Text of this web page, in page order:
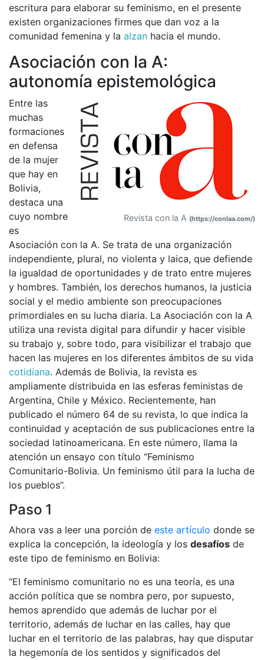
escritura para elaborar su feminismo, en el presente
existen organizaciones firmes que dan voz a la
comunidad femenina y la alzan hacia el mundo.
Asociación con la A:
autonomía epistemológica
Revista con la A (https://conlaa.com/)
Entre las
muchas
formaciones
en defensa
de la mujer
que hay en
Bolivia,
destaca una
cuyo nombre
es
Asociación con la A. Se trata de una organización
independiente, plural, no violenta y laica, que defiende
la igualdad de oportunidades y de trato entre mujeres
y hombres. También, los derechos humanos, la justicia
social y el medio ambiente son preocupaciones
primordiales en su lucha diaria. La Asociación con la A
utiliza una revista digital para difundir y hacer visible
su trabajo y, sobre todo, para visibilizar el trabajo que
hacen las mujeres en los diferentes ámbitos de su vida
cotidiana. Además de Bolivia, la revista es
ampliamente distribuida en las esferas feministas de
Argentina, Chile y México. Recientemente, han
publicado el número 64 de su revista, lo que indica la
continuidad y aceptación de sus publicaciones entre la
sociedad latinoamericana. En este número, llama la
atención un ensayo con título “Feminismo
Comunitario-Bolivia. Un feminismo útil para la lucha de
los pueblos”.
Paso 1
Ahora vas a leer una porción de este artículo donde se
explica la concepción, la ideología y los desafíos de
este tipo de feminismo en Bolivia:
“El feminismo comunitario no es una teoría, es una
acción política que se nombra pero, por supuesto,
hemos aprendido que además de luchar por el
territorio, además de luchar en las calles, hay que
luchar en el territorio de las palabras, hay que disputar
la hegemonía de los sentidos y significados del